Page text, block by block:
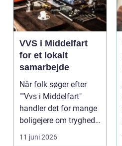
VVS i Middelfart
for et lokalt
samarbejde
Når folk søger efter
""Vvs i Middelfart"
handler det for mange
boligejere om tryghed i
...
11 juni 2026